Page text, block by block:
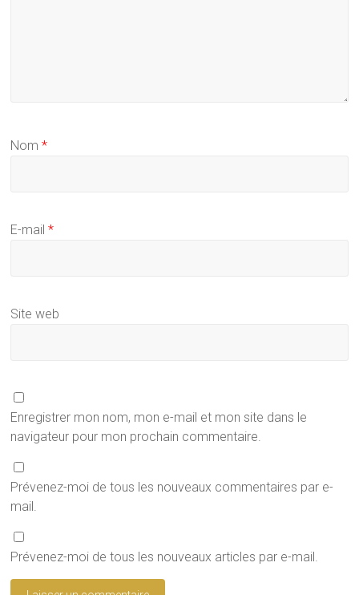
Nom*
E-mail*
Site web
Enregistrer mon nom, mon e-mail et mon site dans le
navigateur pour mon prochain commentaire.
Prévenez-moi de tous les nouveaux commentaires par e-
mail.
Prévenez-moi de tous les nouveaux articles par e-mail.